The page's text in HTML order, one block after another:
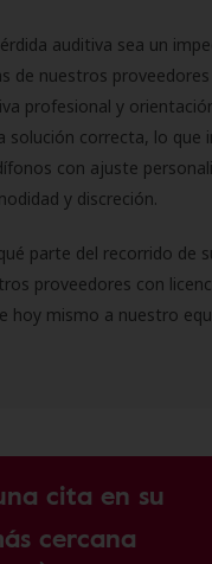
auditiva sea un
de nuestros
profesional y
solución correcta, lo que
con ajuste
y discreción.
parte del recorrido de
proveedores con
hoy mismo a nuestro
cita en su
cercana